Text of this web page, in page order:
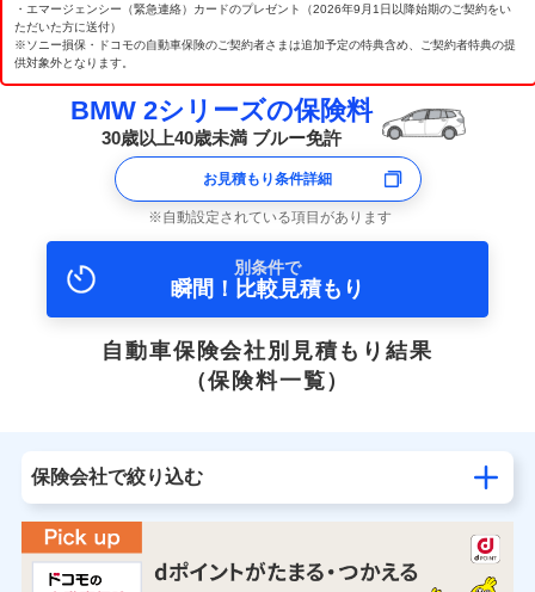
・エマージェンシー（緊急連絡）カードのプレゼント（2026年9月1日以降始期のご契約をい
ただいた方に送付）
※ソニー損保・ドコモの自動車保険のご契約者さまは追加予定の特典含め、ご契約者特典の提
供対象外となります。
BMW 2シリーズの保険料
30歳以上40歳未満 ブルー免許
お見積もり条件詳細
自動設定されている項目があります
別条件で
瞬間！比較見積もり
自動車保険会社別見積もり結果
（保険料一覧）
保険会社で絞り込む